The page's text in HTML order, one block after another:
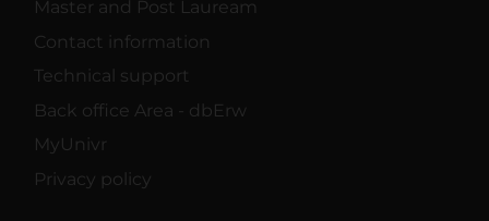
Master and Post Lauream
Contact information
Technical support
Back office Area - dbErw
MyUnivr
Privacy policy